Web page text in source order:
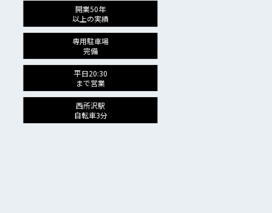
開業50年
以上の実績
専用駐車場
完備
平日20:30
まで営業
西所沢駅
自転車3分